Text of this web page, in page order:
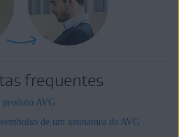
frequentes
produto AVG
de um assinatura da AVG